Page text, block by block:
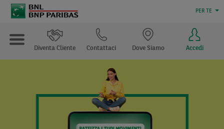
PER TE
Accedi
Dove Siamo
Contattaci
Diventa Cliente